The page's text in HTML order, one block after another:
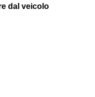
dal veicolo